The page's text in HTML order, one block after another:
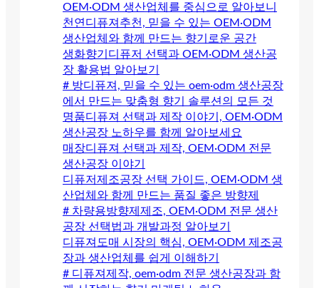
OEM·ODM 생산업체를 중심으로 알아보니
천연디퓨져추천, 믿을 수 있는 OEM·ODM
생산업체와 함께 만드는 향기로운 공간
생화향기디퓨저 선택과 OEM·ODM 생산공
장 활용법 알아보기
# 방디퓨져, 믿을 수 있는 oem·odm 생산공장
에서 만드는 맞춤형 향기 솔루션의 모든 것
명품디퓨져 선택과 제작 이야기, OEM·ODM
생산공장 노하우를 함께 알아보세요
매장디퓨져 선택과 제작, OEM·ODM 전문
생산공장 이야기
디퓨저제조공장 선택 가이드, OEM·ODM 생
산업체와 함께 만드는 품질 좋은 방향제
# 차량용방향제제조, OEM·ODM 전문 생산
공장 선택법과 개발과정 알아보기
디퓨져도매 시장의 핵심, OEM·ODM 제조공
장과 생산업체를 쉽게 이해하기
# 디퓨져제작, oem·odm 전문 생산공장과 함